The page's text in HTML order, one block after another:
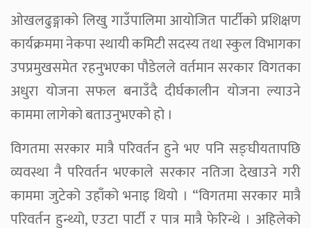
ओखलढुङ्गाको लिखु गाउँपालिमा आयोजित पार्टीको प्रशिक्षण
कार्यक्रममा नेकपा स्थायी कमिटी सदस्य तथा स्कुल विभागका
उपप्रमुखसमेत रहनुभएका पौडेलले वर्तमान सरकार विगतका
अधुरा योजना सफल बनाउँदै दीर्घकालीन योजना ल्याउने
काममा लागेको बताउनुभएको हो ।
विगतमा सरकार मात्रै परिवर्तन हुने भए पनि सङ्घीयतापछि
व्यवस्था नै परिवर्तन भएकाले सरकार नतिजा देखाउने गरी
काममा जुटेको उहाँको भनाइ थियो । “विगतमा सरकार मात्रै
परिवर्तन हुन्थ्यो, एउटा पार्टी र पात्र मात्रै फेरिन्थे । अहिलेको